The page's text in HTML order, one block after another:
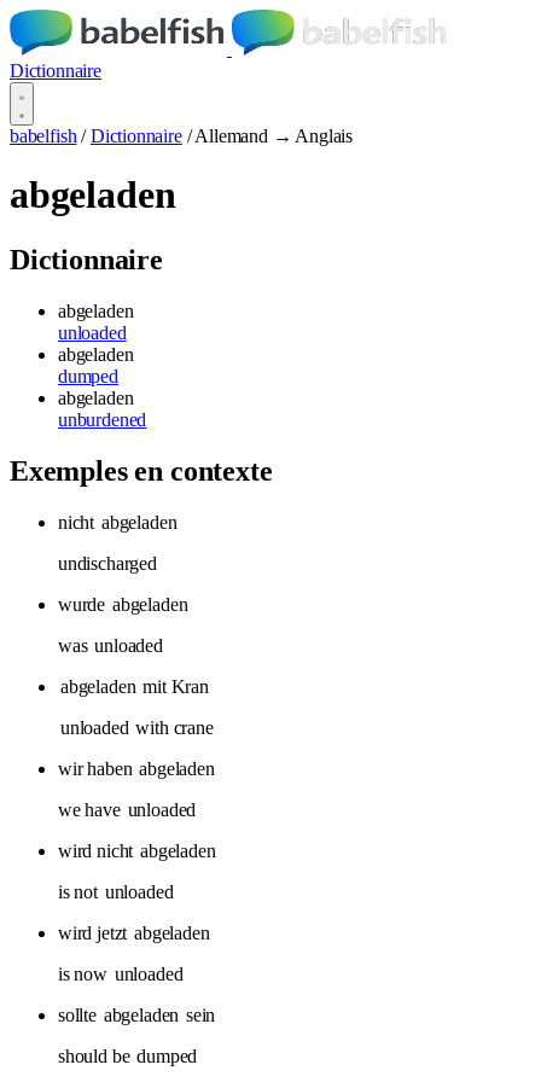
Dictionnaire
babelfish / Dictionnaire / Allemand → Anglais
abgeladen
Dictionnaire
abgeladen
unloaded
abgeladen
dumped
abgeladen
unburdened
Exemples en contexte
nicht abgeladen
undischarged
wurde abgeladen
was unloaded
abgeladen mit Kran
unloaded with crane
wir haben abgeladen
we have unloaded
wird nicht abgeladen
is not unloaded
wird jetzt abgeladen
is now unloaded
sollte abgeladen sein
should be dumped